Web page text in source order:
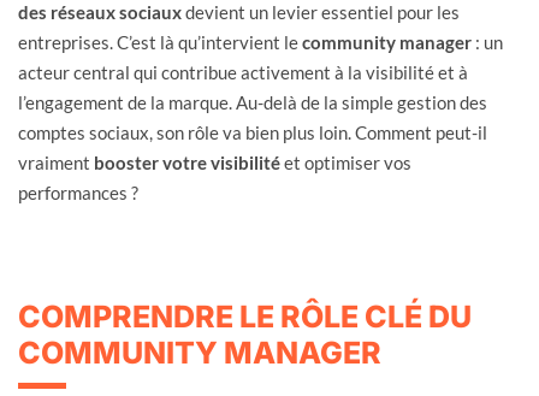
des réseaux sociauxdevient un levier essentiel pour les
entreprises. C’est là qu’intervient lecommunity manager : un
acteur central qui contribue activement à la visibilité et à
l’engagement de la marque. Au-delà de la simple gestion des
comptes sociaux, son rôle va bien plus loin. Comment peut-il
vraiment booster votre visibilitéet optimiser vos
performances ?
COMPRENDRE LE RÔLE CLÉ DU
COMMUNITY MANAGER